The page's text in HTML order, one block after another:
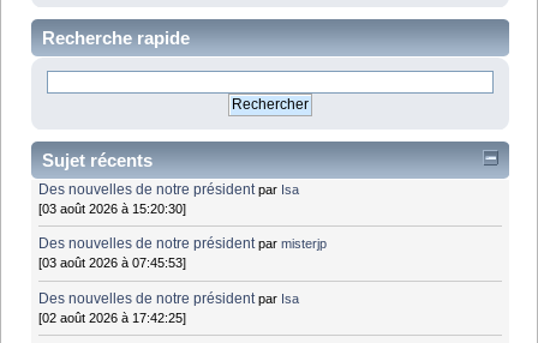
Recherche rapide
Sujet récents
Des nouvelles de notre président par Isa
[03 août 2026 à 15:20:30]
Des nouvelles de notre président parmisterjp
[03 août 2026 à 07:45:53]
Des nouvelles de notre président par Isa
[02 août 2026 à 17:42:25]